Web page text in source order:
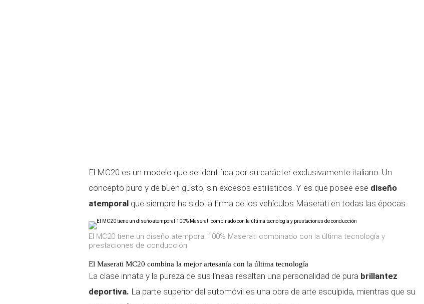
El MC20 es un modelo que se identifica por su carácter exclusivamente italiano. Un
concepto puro y de buen gusto, sin excesos estilísticos. Y es que posee ese diseño
atemporal que siempre ha sido la firma de los vehículos Maserati en todas las épocas.
El MC20 tiene un diseño atemporal 100% Maserati combinado con la última tecnología y
prestaciones de conducción
El Maserati MC20 combina la mejor artesanía con la última tecnología
La clase innata y la pureza de sus líneas resaltan una personalidad de pura brillantez
deportiva. La parte superior del automóvil es una obra de arte esculpida, mientras que su